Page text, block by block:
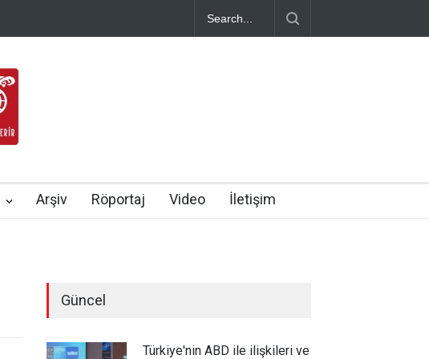
Arşiv Röportaj Video İletişim
Güncel
Türkiye'nin ABD ile ilişkileri ve